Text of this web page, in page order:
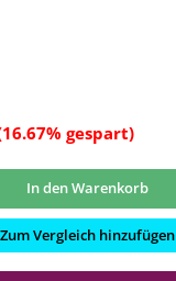
gespart)
In den Warenkorb
Zum Vergleich hinzufügen